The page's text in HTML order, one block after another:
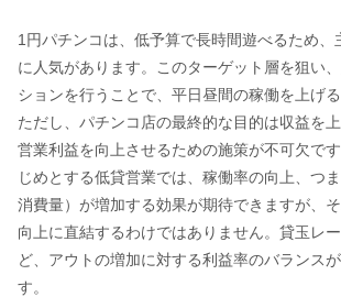
1円パチンコは、低予算で長時間遊べるため、
に人気があります。このターゲット層を狙い
ションを行うことで、平日昼間の稼働を上げる
ただし、パチンコ店の最終的な目的は収益を上
営業利益を向上させるための施策が不可欠で
じめとする低貸営業では、稼働率の向上、つ
消費量）が増加する効果が期待できますが、
向上に直結するわけではありません。貸玉レ
ど、アウトの増加に対する利益率のバランス
す。